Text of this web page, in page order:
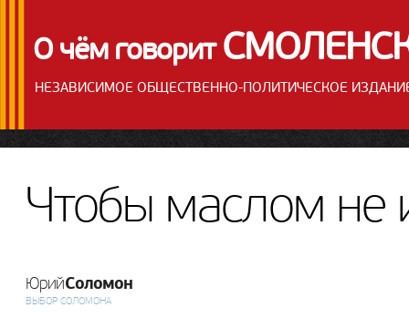
О чём говорит
НЕЗАВИСИМОЕ ОБЩЕСТВЕННО-ПОЛИТИЧЕСКОЕ
Чтобы маслом не
ЮрийСоломон
ВЫБОР СОЛОМОНА